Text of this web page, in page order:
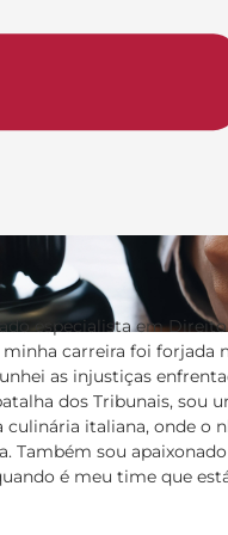
especialista em
carreira foi forjada
as injustiças
dos Tribunais, sou
italiana, onde o
Também sou
é meu time que